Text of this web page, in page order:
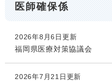
医師確保係
2026年8月6日更新
福岡県医療対策協議会
2026年7月21日更新